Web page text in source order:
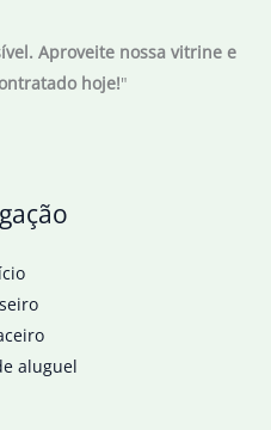
Aproveite nossa vitrine e
hoje!"
aluguel